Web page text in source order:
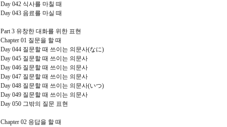
Day 042 식사를 마칠 때
Day 043 음료를 마실 때
Part 3 유창한 대화를 위한 표현
Chapter 01 질문을 할 때
Day 044 질문할 때 쓰이는 의문사(なに)
Day 045 질문할 때 쓰이는 의문사
Day 046 질문할 때 쓰이는 의문사
Day 047 질문할 때 쓰이는 의문사
Day 048 질문할 때 쓰이는 의문사(いつ)
Day 049 질문할 때 쓰이는 의문사
Day 050 그밖의 질문 표현
Chapter 02 응답을 할 때